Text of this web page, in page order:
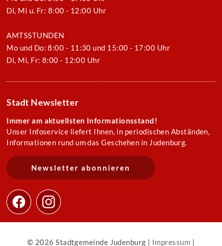
Di, Mi u. Fr: 8:00 - 12:00 Uhr
AMTSSTUNDEN
Mo und Do: 8:00 - 11:30 und 15:00 - 17:00 Uhr
Di, Mi, Fr: 8:00 - 12:00 Uhr
Stadt Newsletter
Immer am aktuellsten Informationsstand!
Unser Infoservice liefert Ihnen, in periodischen Abständen,
Informationen rund um das Geschehen in Judenburg.
Newsletter abonnieren
© 2026 Stadtgemeinde Judenburg | Impressum |